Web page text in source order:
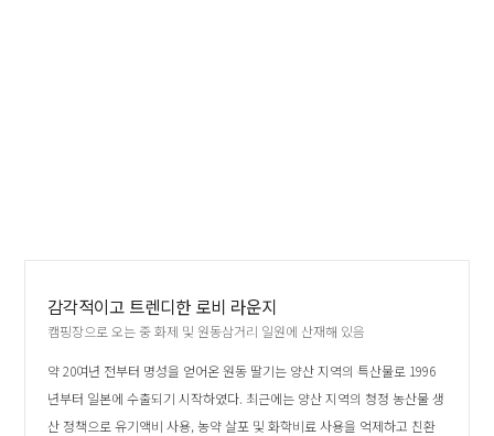
감각적이고 트렌디한 로비 라운지
캠핑장으로 오는 중 화제 및 원동삼거리 일원에 산재해 있음
약 20여년 전부터 명성을 얻어온 원동 딸기는 양산 지역의 특산물로 1996
년부터 일본에 수출되기 시작하였다. 최근에는 양산 지역의 청정 농산물 생
산 정책으로 유기액비 사용, 농약 살포 및 화학비료 사용을 억제하고 친환